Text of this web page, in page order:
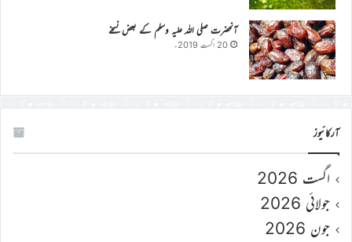
آنحضرت صلی اللہ علیہ وسلم کے بعض نسخے
20 اگست 2019ء
آرکائیوز
اگست 2026
جولائی 2026
جون 2026